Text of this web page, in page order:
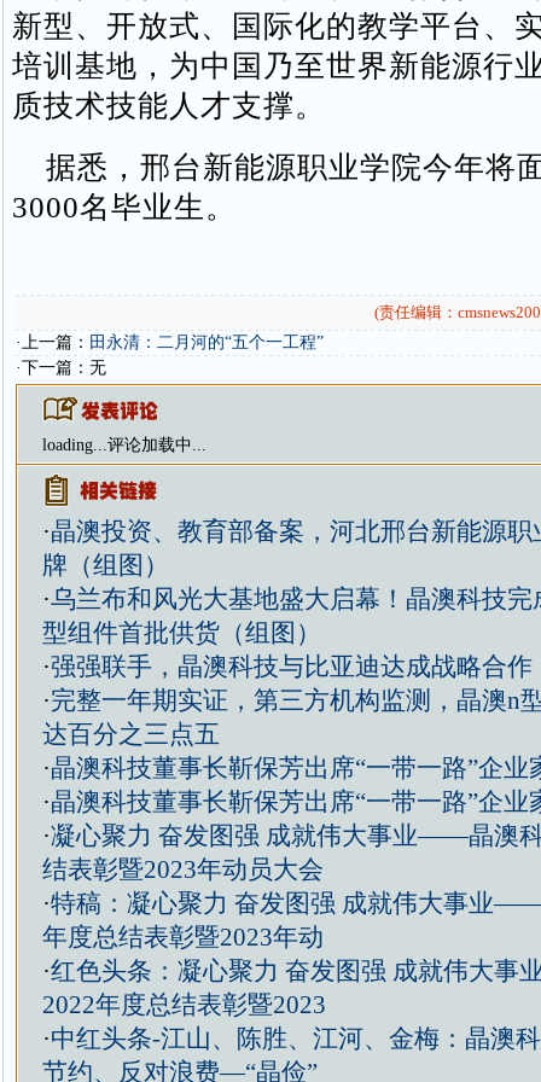
新型、开放式、国际化的教学平台、
培训基地，为中国乃至世界新能源行
质技术技能人才支撑。
据悉，邢台新能源职业学院今年将
3000名毕业生。
(责任编辑：
·上一篇： 田永清：二月河的“五个一工程”
·下一篇：无
loading...评论加载中...
·晶澳投资、教育部备案，河北邢台新能源职
牌（组图）
·乌兰布和风光大基地盛大启幕！晶澳科技完
型组件首批供货（组图）
·强强联手，晶澳科技与比亚迪达成战略合作
·完整一年期实证，第三方机构监测，晶澳n
达百分之三点五
·晶澳科技董事长靳保芳出席“一带一路”企业
·晶澳科技董事长靳保芳出席“一带一路”企业
·凝心聚力 奋发图强 成就伟大事业——晶澳
结表彰暨2023年动员大会
·特稿：凝心聚力 奋发图强 成就伟大事业
年度总结表彰暨2023年动
·红色头条：凝心聚力 奋发图强 成就伟大
2022年度总结表彰暨2023
·中红头条-江山、陈胜、江河、金梅：晶澳
节约、反对浪费—“晶俭”